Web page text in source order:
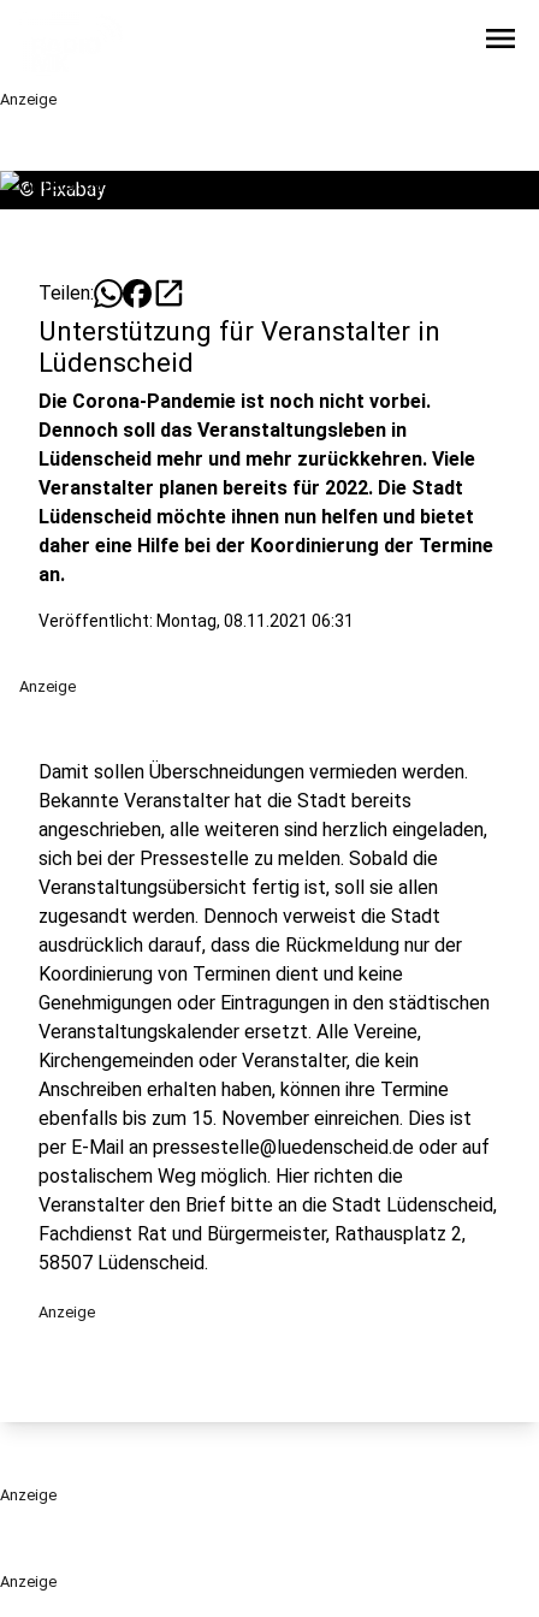
menu
Anzeige
Anzeige
© Pixabay
Teilen: open_in_new
Unterstützung für Veranstalter in
Lüdenscheid
Die Corona-Pandemie ist noch nicht vorbei.
Dennoch soll das Veranstaltungsleben in
Lüdenscheid mehr und mehr zurückkehren. Viele
Veranstalter planen bereits für 2022. Die Stadt
Lüdenscheid möchte ihnen nun helfen und bietet
daher eine Hilfe bei der Koordinierung der Termine
an.
Veröffentlicht: Montag, 08.11.2021 06:31
Anzeige
Damit sollen Überschneidungen vermieden werden.
Bekannte Veranstalter hat die Stadt bereits
angeschrieben, alle weiteren sind herzlich eingeladen,
sich bei der Pressestelle zu melden. Sobald die
Veranstaltungsübersicht fertig ist, soll sie allen
zugesandt werden. Dennoch verweist die Stadt
ausdrücklich darauf, dass die Rückmeldung nur der
Koordinierung von Terminen dient und keine
Genehmigungen oder Eintragungen in den städtischen
Veranstaltungskalender ersetzt. Alle Vereine,
Kirchengemeinden oder Veranstalter, die kein
Anschreiben erhalten haben, können ihre Termine
ebenfalls bis zum 15. November einreichen. Dies ist
per E-Mail an pressestelle@luedenscheid.de oder auf
postalischem Weg möglich. Hier richten die
Veranstalter den Brief bitte an die Stadt Lüdenscheid,
Fachdienst Rat und Bürgermeister, Rathausplatz 2,
58507 Lüdenscheid.
Anzeige
Anzeige